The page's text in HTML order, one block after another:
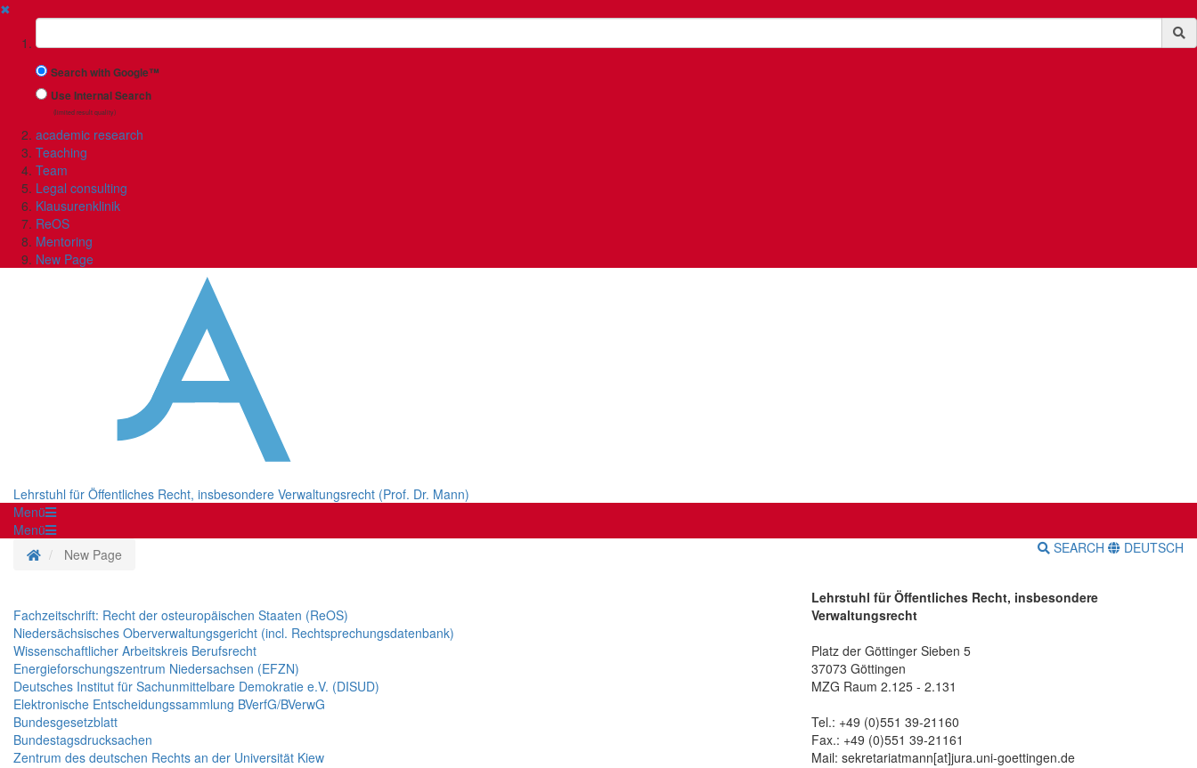
✖
Suchbegriff
Search with Google™
Use Internal Search
(limited result quality)
academic research
Teaching
Team
Legal consulting
Klausurenklinik
ReOS
Mentoring
New Page
Lehrstuhl für Öffentliches Recht, insbesondere Verwaltungsrecht (Prof. Dr. Mann)
Menü
Menü
Homepage
New Page SEARCH DEUTSCH
Fachzeitschrift: Recht der osteuropäischen Staaten (ReOS)
Niedersächsisches Oberverwaltungsgericht (incl. Rechtsprechungsdatenbank)
Wissenschaftlicher Arbeitskreis Berufsrecht
Energieforschungszentrum Niedersachsen (EFZN)
Deutsches Institut für Sachunmittelbare Demokratie e.V. (DISUD)
Elektronische Entscheidungssammlung BVerfG/BVerwG
Bundesgesetzblatt
Bundestagsdrucksachen
Zentrum des deutschen Rechts an der Universität Kiew
Lehrstuhl für Öffentliches Recht, insbesondere
Verwaltungsrecht
Platz der Göttinger Sieben 5
37073 Göttingen
MZG Raum 2.125 - 2.131
Tel.: +49 (0)551 39-21160
Fax.: +49 (0)551 39-21161
Mail: sekretariatmann[at]jura.uni-goettingen.de